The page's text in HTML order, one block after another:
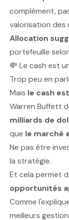
complément,
valorisation des
Allocation
portefeuille
💸 Le cash est
Trop peu en
Mais le cash
Warren Buffett
milliards de
que le marché
Ne pas être
la stratégie.
Et cela permet
opportunités
Comme
meilleurs